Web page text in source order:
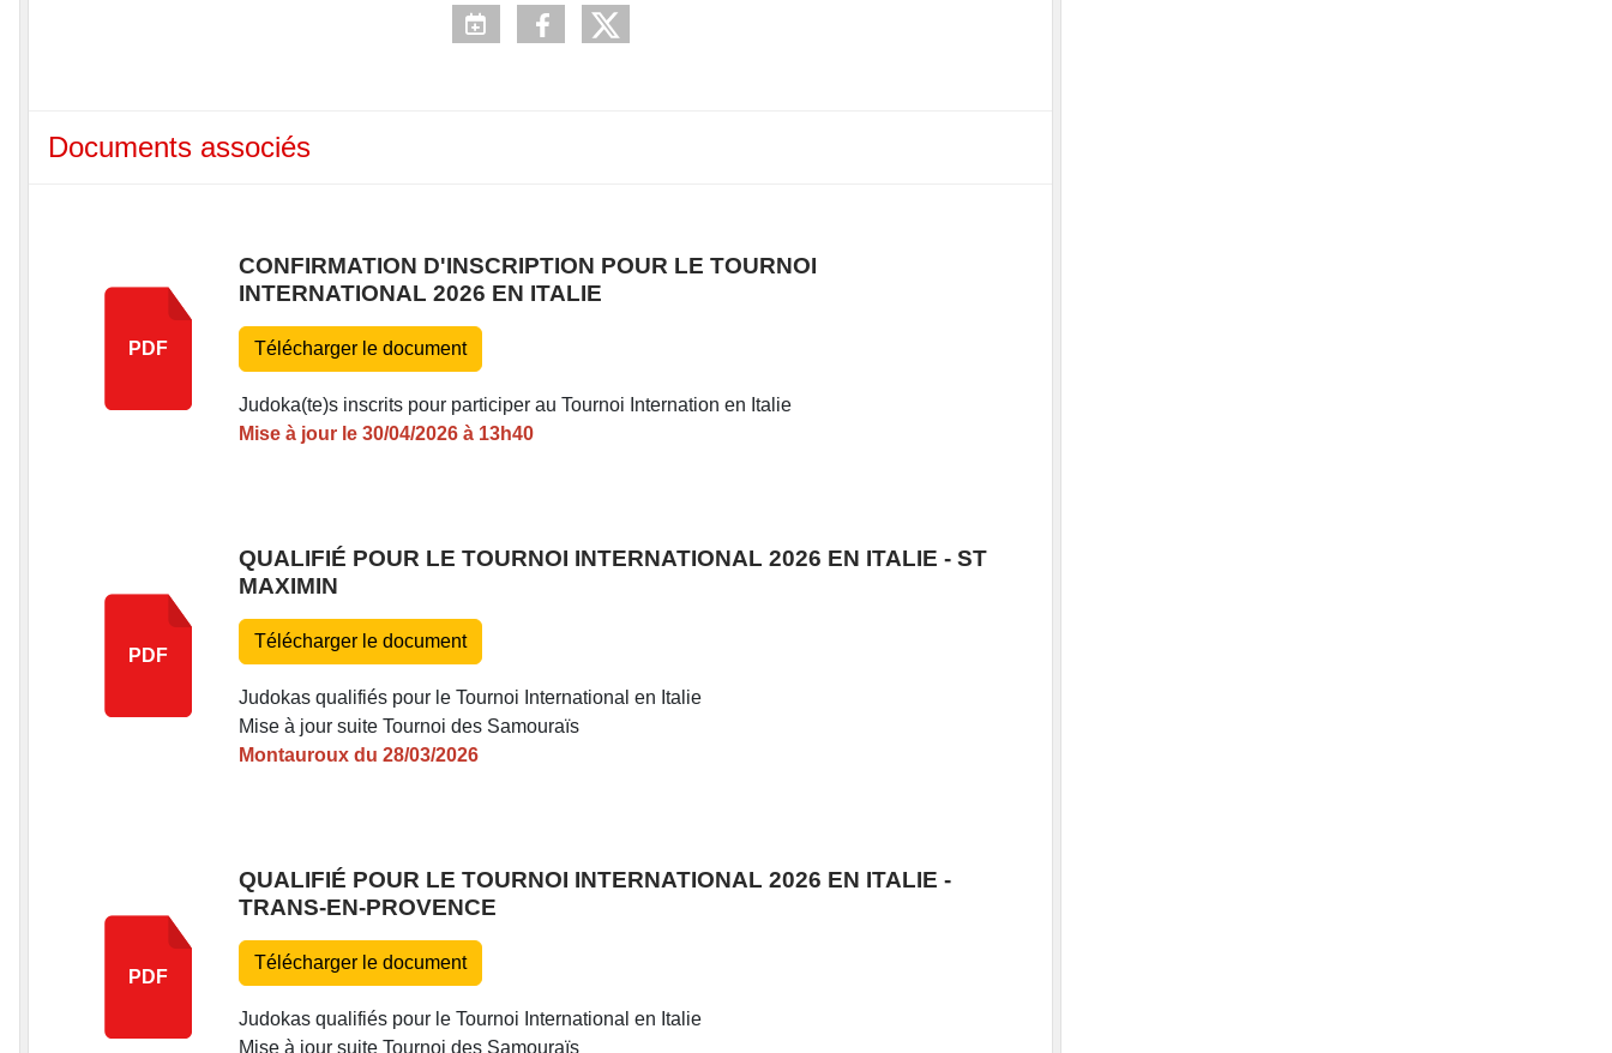
Documents associés
PDF
CONFIRMATION D'INSCRIPTION POUR LE TOURNOI
INTERNATIONAL 2026 EN ITALIE
Télécharger le document
Judoka(te)s inscrits pour participer au Tournoi Internation en Italie
Mise à jour le 30/04/2026 à 13h40
PDF
QUALIFIÉ POUR LE TOURNOI INTERNATIONAL 2026 EN ITALIE - ST
MAXIMIN
Télécharger le document
Judokas qualifiés pour le Tournoi International en Italie
Mise à jour suite Tournoi des Samouraïs
Montauroux du 28/03/2026
PDF
QUALIFIÉ POUR LE TOURNOI INTERNATIONAL 2026 EN ITALIE -
TRANS-EN-PROVENCE
Télécharger le document
Judokas qualifiés pour le Tournoi International en Italie
Mise à jour suite Tournoi des Samouraïs